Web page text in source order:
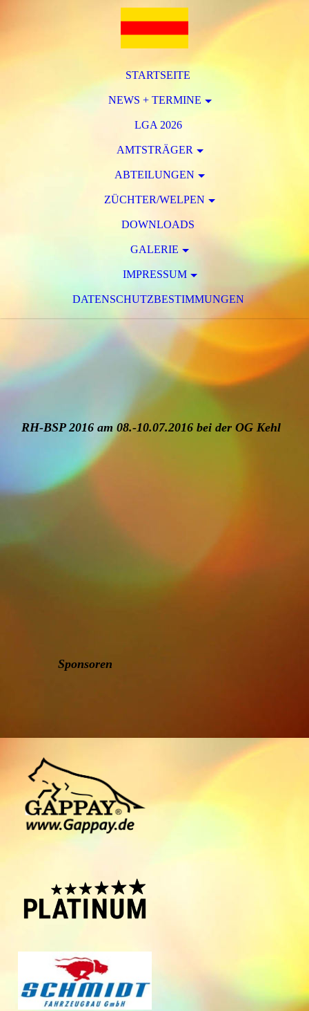
STARTSEITE
NEWS + TERMINE
LGA 2026
AMTSTRÄGER
ABTEILUNGEN
ZÜCHTER/WELPEN
DOWNLOADS
GALERIE
IMPRESSUM
DATENSCHUTZBESTIMMUNGEN
RH-BSP 2016 am 08.-10.07.2016 bei der OG Kehl
Sponsoren